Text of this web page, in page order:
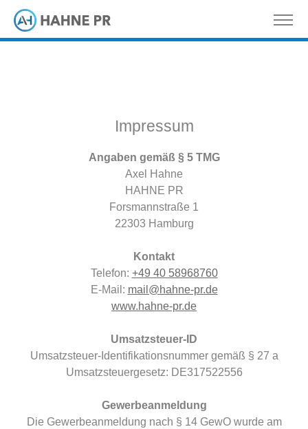
Impressum
Angaben gemäß § 5 TMG
Axel Hahne
HAHNE PR
Forsmannstraße 1
22303 Hamburg
Kontakt
Telefon: ‭ +49 40 58968760‬
E-Mail: mail@hahne-pr.de
www.hahne-pr.de
Umsatzsteuer-ID
Umsatzsteuer-Identifikationsnummer gemäß § 27 a
Umsatzsteuergesetz: DE317522556
Gewerbeanmeldung
Die Gewerbeanmeldung nach § 14 GewO wurde am